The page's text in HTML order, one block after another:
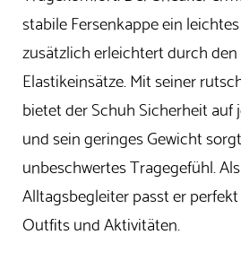
stabile Fersenkappe ein
zusätzlich erleichtert durch
Elastikeinsätze. Mit seiner
bietet der Schuh Sicherheit
und sein geringes Gewicht
unbeschwertes Tragegefühl.
Alltagsbegleiter passt er
Outfits und Aktivitäten.